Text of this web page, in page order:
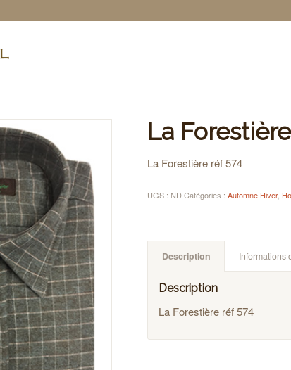
La
La Forestière réf 574
UGS : ND Catégories :Automne Hiver,
Description Informations
Description
La Forestière réf 574